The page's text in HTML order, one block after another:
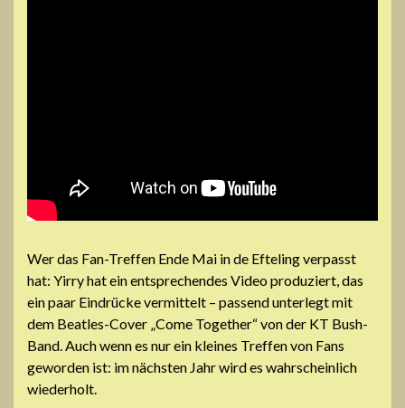
Wer das Fan-Treffen Ende Mai in de Efteling verpasst
hat: Yirry hat ein entsprechendes Video produziert, das
ein paar Eindrücke vermittelt – passend unterlegt mit
dem Beatles-Cover „Come Together“ von der KT Bush-
Band. Auch wenn es nur ein kleines Treffen von Fans
geworden ist: im nächsten Jahr wird es wahrscheinlich
wiederholt.